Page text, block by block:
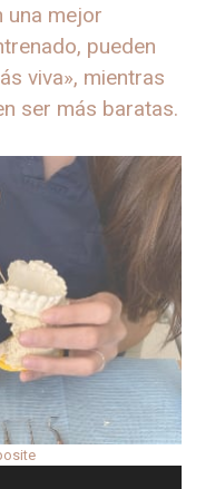
una mejor
pueden
viva», mientras
ser más baratas.